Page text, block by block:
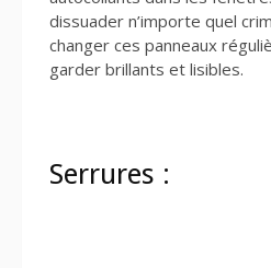
dissuader n’importe quel
changer ces panneaux
garder brillants et lisibles.
Serrures :